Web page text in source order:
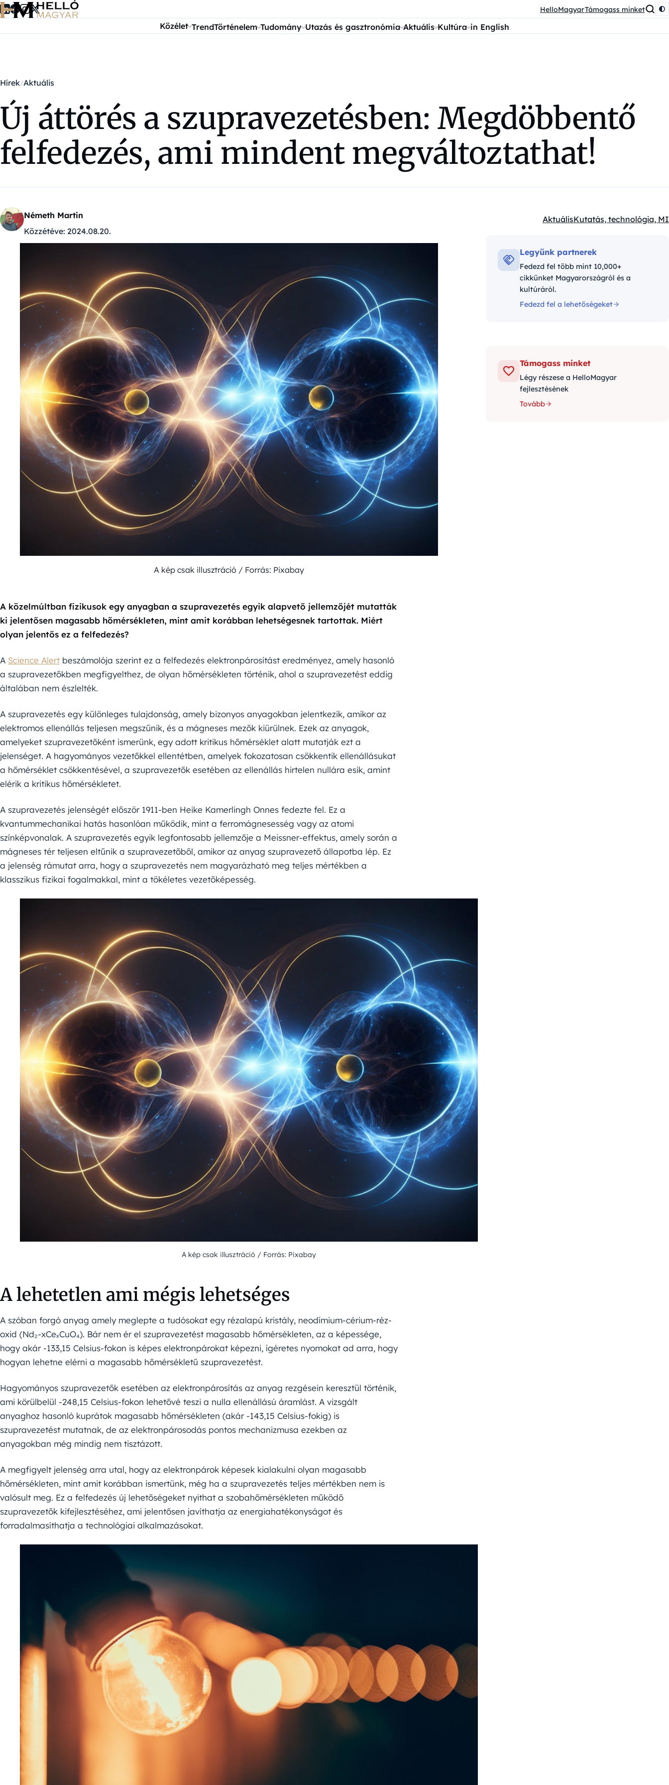
Ugrás a tartalomra HelloMagyarTámogass minket
Közélet TrendTörténelem Tudomány Utazás és gasztronómia Aktuális Kultúra in English
Hírek Aktuális
Új áttörés a szupravezetésben: Megdöbbentő
felfedezés, ami mindent megváltoztathat!
Németh Martin
Közzétéve: 2024.08.20.
Kategóriák:
AktuálisKutatás, technológia, MI
A kép csak illusztráció / Forrás: Pixabay
A közelmúltban fizikusok egy anyagban a szupravezetés egyik alapvető jellemzőjét mutatták
ki jelentősen magasabb hőmérsékleten, mint amit korábban lehetségesnek tartottak. Miért
olyan jelentős ez a felfedezés?
A Science Alert beszámolója szerint ez a felfedezés elektronpárosítást eredményez, amely hasonló
a szupravezetőkben megfigyelthez, de olyan hőmérsékleten történik, ahol a szupravezetést eddig
általában nem észlelték.
A szupravezetés egy különleges tulajdonság, amely bizonyos anyagokban jelentkezik, amikor az
elektromos ellenállás teljesen megszűnik, és a mágneses mezők kiürülnek. Ezek az anyagok,
amelyeket szupravezetőként ismerünk, egy adott kritikus hőmérséklet alatt mutatják ezt a
jelenséget. A hagyományos vezetőkkel ellentétben, amelyek fokozatosan csökkentik ellenállásukat
a hőmérséklet csökkentésével, a szupravezetők esetében az ellenállás hirtelen nullára esik, amint
elérik a kritikus hőmérsékletet.
A szupravezetés jelenségét először 1911-ben Heike Kamerlingh Onnes fedezte fel. Ez a
kvantummechanikai hatás hasonlóan működik, mint a ferromágnesesség vagy az atomi
színképvonalak. A szupravezetés egyik legfontosabb jellemzője a Meissner-effektus, amely során a
mágneses tér teljesen eltűnik a szupravezetőből, amikor az anyag szupravezető állapotba lép. Ez
a jelenség rámutat arra, hogy a szupravezetés nem magyarázható meg teljes mértékben a
klasszikus fizikai fogalmakkal, mint a tökéletes vezetőképesség.
A kép csak illusztráció / Forrás: Pixabay
A lehetetlen ami mégis lehetséges
A szóban forgó anyag amely meglepte a tudósokat egy rézalapú kristály, neodímium-cérium-réz-
oxid (Nd₂-xCeₓCuO₄). Bár nem ér el szupravezetést magasabb hőmérsékleten, az a képessége,
hogy akár -133,15 Celsius-fokon is képes elektronpárokat képezni, ígéretes nyomokat ad arra, hogy
hogyan lehetne elérni a magasabb hőmérsékletű szupravezetést.
Hagyományos szupravezetők esetében az elektronpárosítás az anyag rezgésein keresztül történik,
ami körülbelül -248,15 Celsius-fokon lehetővé teszi a nulla ellenállású áramlást. A vizsgált
anyaghoz hasonló kuprátok magasabb hőmérsékleten (akár -143,15 Celsius-fokig) is
szupravezetést mutatnak, de az elektronpárosodás pontos mechanizmusa ezekben az
anyagokban még mindig nem tisztázott.
A megfigyelt jelenség arra utal, hogy az elektronpárok képesek kialakulni olyan magasabb
hőmérsékleten, mint amit korábban ismertünk, még ha a szupravezetés teljes mértékben nem is
valósult meg. Ez a felfedezés új lehetőségeket nyithat a szobahőmérsékleten működő
szupravezetők kifejlesztéséhez, ami jelentősen javíthatja az energiahatékonyságot és
forradalmasíthatja a technológiai alkalmazásokat.
Legyünk partnerek
Fedezd fel több mint 10,000+
cikkünket Magyarországról és a
kultúráról.
Fedezd fel a lehetőségeket
Támogass minket
Légy részese a HelloMagyar
fejlesztésének
Tovább